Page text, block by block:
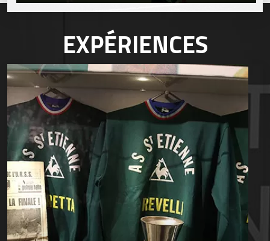
EXPÉRIENCES